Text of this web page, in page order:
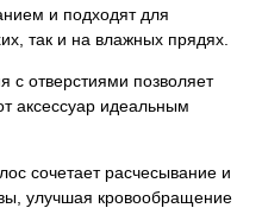
и подходят для
так и на влажных прядях.
с отверстиями позволяет
аксессуар идеальным
сочетает расчесывание и
улучшая кровообращение